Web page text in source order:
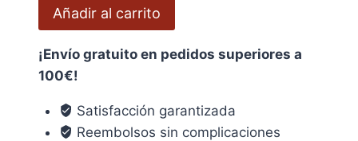
6x
mm.
Uso
domestico
cantidad
Añadir al carrito
¡Envío gratuito en pedidos superiores a
100€!
Satisfacción garantizada
Reembolsos sin complicaciones